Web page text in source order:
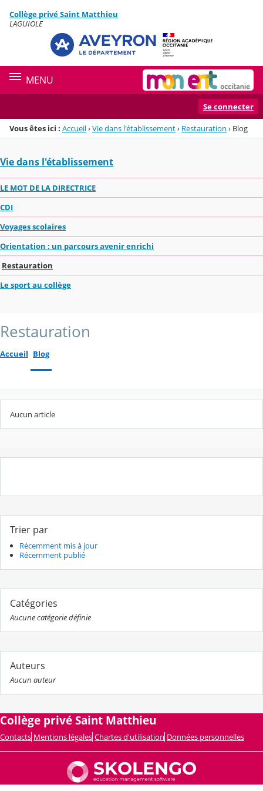
Menu de la rubrique
Contenu
Collège privé Saint Matthieu
LAGUIOLE
MENU
Se connecter
Vous êtes ici : Accueil›Vie dans l'établissement› Restauration › Blog
Vie dans l'établissement
LE MOT DE LA DIRECTRICE
CDI
Voyages scolaires
Orientation : un parcours avenir enrichi
Restauration
Le sport au collège
Restauration
Accueil Blog
Aucun article
Trier par
Récemment mis à jour
Récemment publié
Catégories
Aucune catégorie définie
Auteurs
Aucun auteur
Collège privé Saint Matthieu
Contacts Mentions légales Chartes d'utilisation Données personnelles